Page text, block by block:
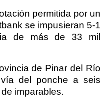
permitida por un
se impusieran 5-1
de más de 33 mil
de Pinar del Río
del ponche a seis
imparables.